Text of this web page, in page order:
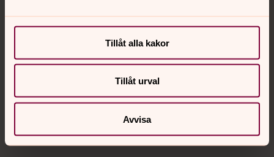
Tillåt alla kakor
Tillåt urval
Avvisa
Kalender
Hitta snabbt
Sociala kanaler